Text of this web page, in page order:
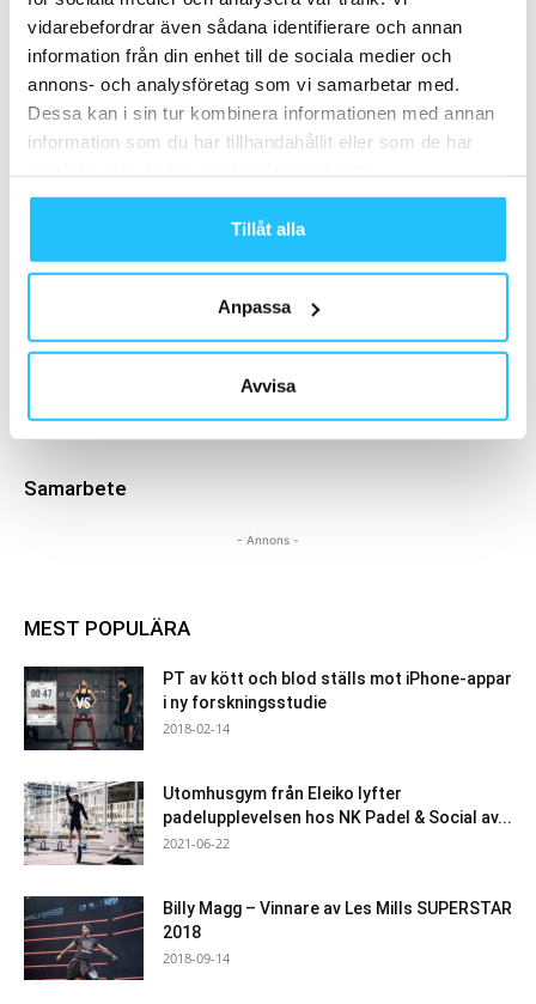
vidarebefordrar även sådana identifierare och annan
information från din enhet till de sociala medier och
annons- och analysföretag som vi samarbetar med.
Dessa kan i sin tur kombinera informationen med annan
information som du har tillhandahållit eller som de har
Tillåt alla
Anpassa
Avvisa
Relaterade artiklar Mer av samma författare
hybridtävlingar – lanserar ny
tävlingssko och värvar världsstjärnor
miljoner deltagare och förändrar
gymmarknaden
Business
HYROX utökar
Storbritannien
Samarbete
- Annons -
MEST POPULÄRA
PT av kött och blod ställs mot iPhone-appar
i ny forskningsstudie
2018-02-14
Utomhusgym från Eleiko lyfter
padelupplevelsen hos NK Padel & Social av...
2021-06-22
Billy Magg – Vinnare av Les Mills SUPERSTAR
2018
2018-09-14